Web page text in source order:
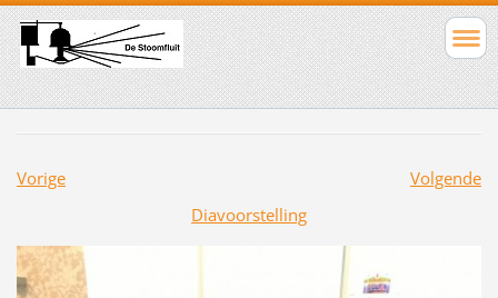
Vorige
Volgende
Diavoorstelling